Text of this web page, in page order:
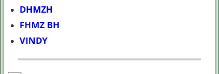
DHMZH
FHMZ BH
VINDY